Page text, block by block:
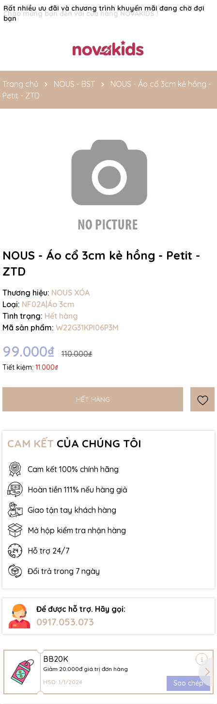
Rất nhiều ưu đãi và chương trình khuyến mãi đang chờ đợi
bạn
Trang chủ NOUS - BST
NOUS - Áo cổ 3cm kẻ hồng -
Petit - ZTD
NOUS - Áo cổ 3cm kẻ hồng - Petit -
ZTD
Thương hiệu: NOUS XÓA
Loại: NF02A|Áo 3cm
Tình trạng: Hết hàng
Mã sản phẩm: W22G31KPI06P3M
99.000₫ 110.000₫
Tiết kiệm: 11.000₫
HẾT HÀNG
CAM KẾT CỦA CHÚNG TÔI
Cam kết 100% chính hãng
Hoàn tiền 111% nếu hàng giả
Giao tận tay khách hàng
Mở hộp kiểm tra nhận hàng
Hỗ trợ 24/7
Đổi trả trong 7 ngày
Để được hỗ trợ. Hãy gọi:
0917.053.073
BB20K
Giảm 20.000đ giá trị đơn hàng
HSD: 1/1/2024
Sao chép
Ngày hết hạn:
Điều kiện: